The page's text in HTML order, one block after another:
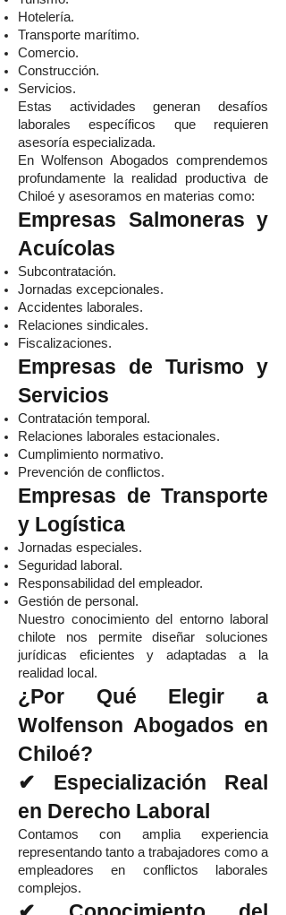
Hotelería.
Transporte marítimo.
Comercio.
Construcción.
Servicios.
Estas actividades generan desafíos
laborales específicos que requieren
asesoría especializada.
En Wolfenson Abogados comprendemos
profundamente la realidad productiva de
Chiloé y asesoramos en materias como:
Empresas Salmoneras y
Acuícolas
Subcontratación.
Jornadas excepcionales.
Accidentes laborales.
Relaciones sindicales.
Fiscalizaciones.
Empresas de Turismo y
Servicios
Contratación temporal.
Relaciones laborales estacionales.
Cumplimiento normativo.
Prevención de conflictos.
Empresas de Transporte
y Logística
Jornadas especiales.
Seguridad laboral.
Responsabilidad del empleador.
Gestión de personal.
Nuestro conocimiento del entorno laboral
chilote nos permite diseñar soluciones
jurídicas eficientes y adaptadas a la
realidad local.
¿Por Qué Elegir a
Wolfenson Abogados en
Chiloé?
✔ Especialización Real
en Derecho Laboral
Contamos con amplia experiencia
representando tanto a trabajadores como a
empleadores en conflictos laborales
complejos.